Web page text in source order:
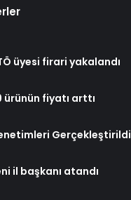
üyesi firari yakalandı
ürünün fiyatı arttı
Gerçekleştirildi
il başkanı atandı